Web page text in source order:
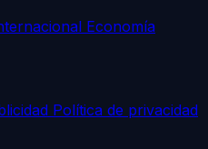
Economía
Política de privacidad